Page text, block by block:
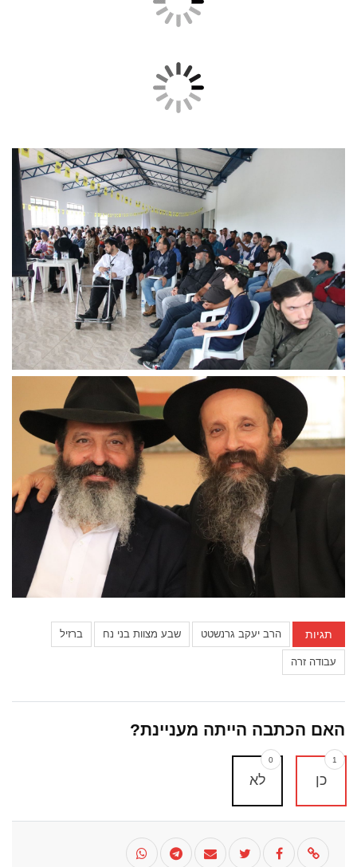
תגיות הרב יעקב גרנשטט שבע מצוות בני נח ברזיל
עבודה זרה
האם הכתבה הייתה מעניינת?
כן
1
לא
0